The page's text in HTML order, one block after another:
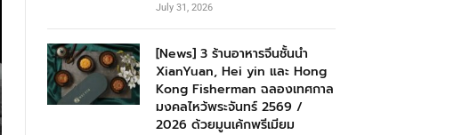
July 31, 2026
[News] 3 ร้านอาหารจีนชั้นนำ
XianYuan, Hei yin และ Hong
Kong Fisherman ฉลองเทศกาล
มงคลไหว้พระจันทร์ 2569 /
2026 ด้วยมูนเค้กพรีเมียม